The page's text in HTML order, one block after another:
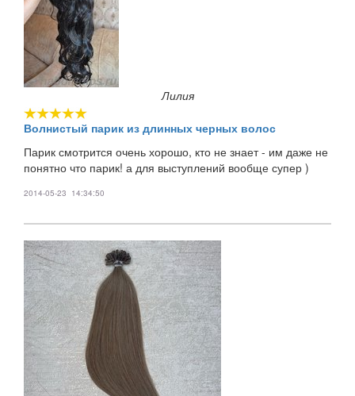
Лилия
Волнистый парик из длинных черных волос
Парик смотрится очень хорошо, кто не знает - им даже не
понятно что парик! а для выступлений вообще супер )
2014-05-23 14:34:50